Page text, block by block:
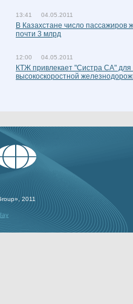
13:41 04.05.2011
В Казахстане число пассажиров
почти 3 млрд
12:00 04.05.2011
КТЖ привлекает "Систра СА" для
высокоскоростной
2011